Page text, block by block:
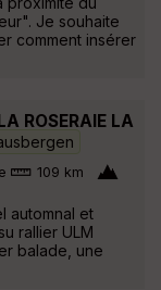
Je souhaite
comment insérer
ROSERAIE LA
109 km
automnal et
rallier ULM
balade, une